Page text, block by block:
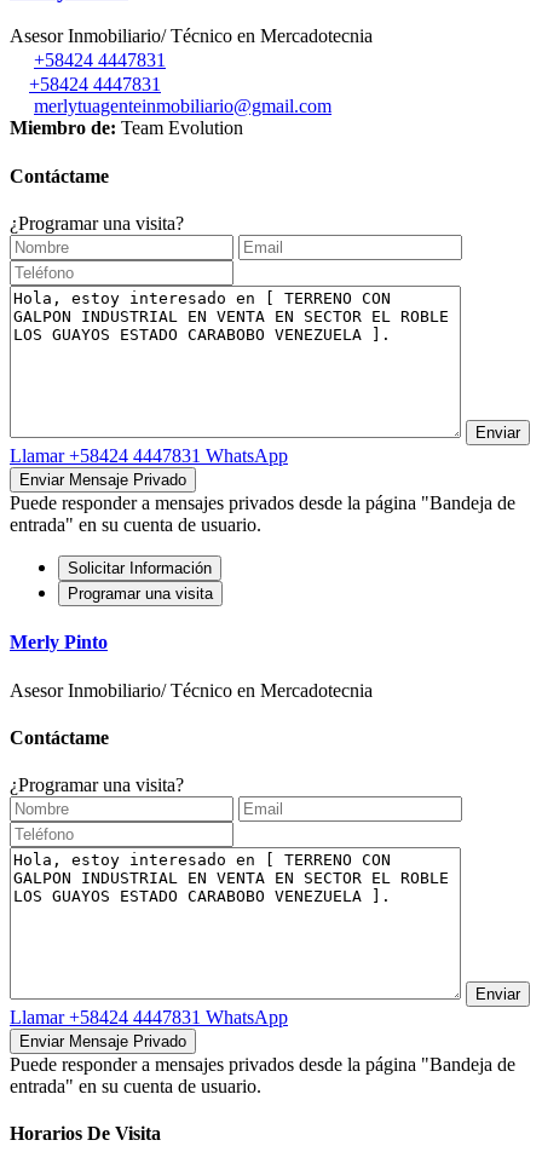
Asesor Inmobiliario/ Técnico en Mercadotecnia
+58424 4447831
+58424 4447831
merlytuagenteinmobiliario@gmail.com
Miembro de: Team Evolution
Contáctame
¿Programar una visita?
Llamar+58424 4447831 WhatsApp
Puede responder a mensajes privados desde la página "Bandeja de
entrada" en su cuenta de usuario.
Solicitar Información
Programar una visita
Merly Pinto
Asesor Inmobiliario/ Técnico en Mercadotecnia
Contáctame
¿Programar una visita?
Llamar+58424 4447831 WhatsApp
Puede responder a mensajes privados desde la página "Bandeja de
entrada" en su cuenta de usuario.
Horarios De Visita